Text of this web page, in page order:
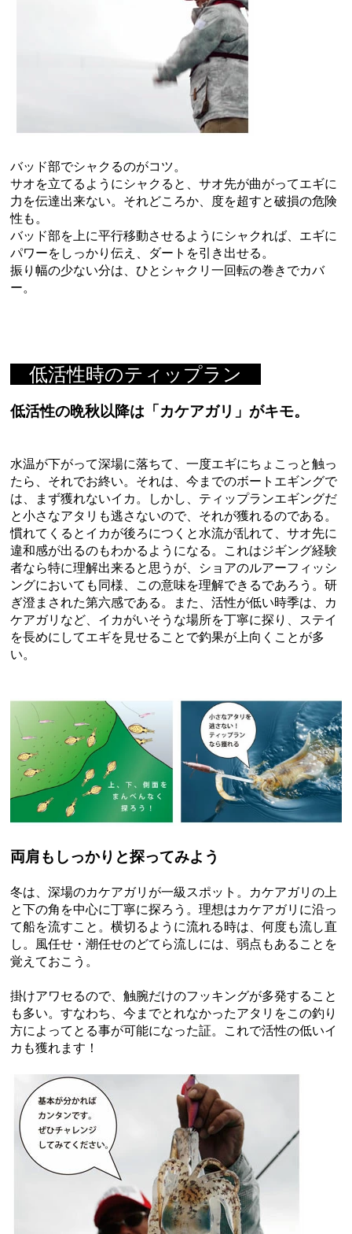
バッド部でシャクるのがコツ。
サオを立てるようにシャクると、サオ先が曲がってエギに
力を伝達出来ない。それどころか、度を超すと破損の危険
性も。
バッド部を上に平行移動させるようにシャクれば、エギに
パワーをしっかり伝え、ダートを引き出せる。
振り幅の少ない分は、ひとシャクリ一回転の巻きでカバ
ー。
低活性時のティップラン
低活性の晩秋以降は「カケアガリ」がキモ。
水温が下がって深場に落ちて、一度エギにちょこっと触っ
たら、それでお終い。それは、今までのボートエギングで
は、まず獲れないイカ。しかし、ティップランエギングだ
と小さなアタリも逃さないので、それが獲れるのである。
慣れてくるとイカが後ろにつくと水流が乱れて、サオ先に
違和感が出るのもわかるようになる。これはジギング経験
者なら特に理解出来ると思うが、ショアのルアーフィッシ
ングにおいても同様、この意味を理解できるであろう。研
ぎ澄まされた第六感である。また、活性が低い時季は、カ
ケアガリなど、イカがいそうな場所を丁寧に探り、ステイ
を長めにしてエギを見せることで釣果が上向くことが多
い。
両肩もしっかりと探ってみよう
冬は、深場のカケアガリが一級スポット。カケアガリの上
と下の角を中心に丁寧に探ろう。理想はカケアガリに沿っ
て船を流すこと。横切るように流れる時は、何度も流し直
し。風任せ・潮任せのどてら流しには、弱点もあることを
覚えておこう。
掛けアワセるので、触腕だけのフッキングが多発すること
も多い。すなわち、今までとれなかったアタリをこの釣り
方によってとる事が可能になった証。これで活性の低いイ
カも獲れます！